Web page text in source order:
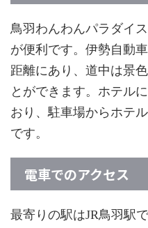
鳥羽わんわんパラダイ
が便利です。伊勢自動
距離にあり、道中は景
とができます。ホテル
おり、駐車場からホテ
です。
電車でのアクセス
最寄りの駅はJR鳥羽駅